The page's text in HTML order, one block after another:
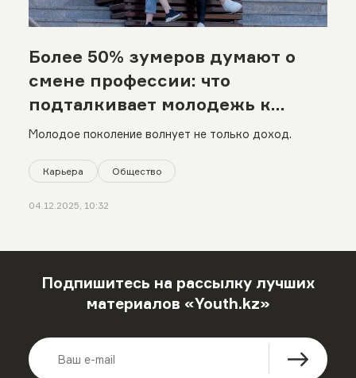
Более 50% зумеров думают о
смене профессии: что
подталкивает молодежь к
такому шагу
Молодое поколение волнует не только доход.
Карьера Общество
04.12.2025, 10:32
Подпишитесь на рассылку лучших
материалов «Youth.kz»